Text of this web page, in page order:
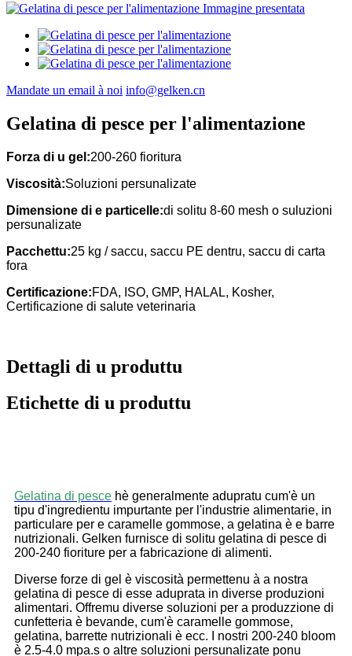
Mandate un email à noi info@gelken.cn
Gelatina di pesce per l'alimentazione
Forza di u gel:200-260 fioritura
Viscosità:Soluzioni persunalizate
Dimensione di e particelle:di solitu 8-60 mesh o suluzioni
persunalizate
Pacchettu:25 kg / saccu, saccu PE dentru, saccu di carta
fora
Certificazione:FDA, ISO, GMP, HALAL, Kosher,
Certificazione di salute veterinaria
Dettagli di u produttu
Etichette di u produttu
Gelatina di pesce hè generalmente adupratu cum'è un
tipu d'ingredientu impurtante per l'industrie alimentarie, in
particulare per e caramelle gommose, a gelatina è e barre
nutrizionali. Gelken furnisce di solitu gelatina di pesce di
200-240 fioriture per a fabricazione di alimenti.
Diverse forze di gel è viscosità permettenu à a nostra
gelatina di pesce di esse aduprata in diverse produzioni
alimentari. Offremu diverse soluzioni per a produzzione di
cunfetteria è bevande, cum'è caramelle gommose,
gelatina, barrette nutrizionali è ecc. I nostri 200-240 bloom
è 2.5-4.0 mpa.s o altre soluzioni persunalizate ponu